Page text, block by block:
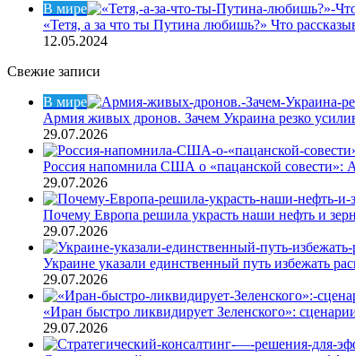
В мире
«Тетя, а за что ты Путина любишь?» Что
12.05.2024
Свежие записи
В мире
Армия живых дронов. Зачем Украина резко
29.07.2026
Россия напомнила США о «пацанской совести»:
29.07.2026
Почему Европа решила украсть наши нефть и
29.07.2026
Украине указали единственный путь избежать
29.07.2026
«Иран быстро ликвидирует Зеленского»:
29.07.2026